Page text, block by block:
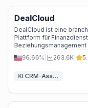
DealCloud
DealCloud ist eine
Plattform für
Lösung vereint.
96.66% 263.6K
KI CRM-Assistent